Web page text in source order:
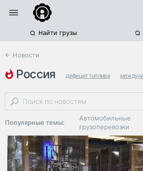
Найти грузы
← Новости
россия дефицит топлива
цены на топливо
Популярные темы:
Автомобильные
грузоперевозки
Региональная
логистика
ЭДО, ИТ в